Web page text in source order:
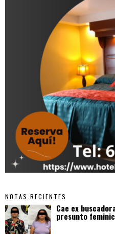
NOTAS RECIENTES
Cae ex
presunto